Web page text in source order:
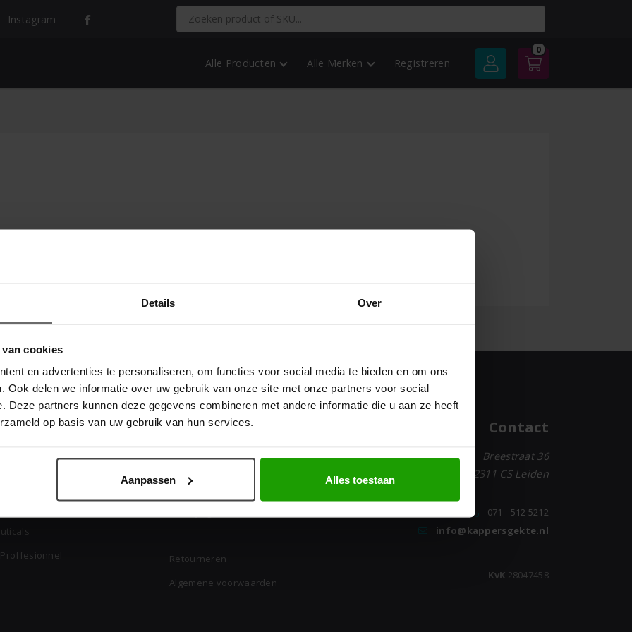
Details Over
cookies
en advertenties te personaliseren, om functies voor social media te bieden en om ons
Ook delen we informatie over uw gebruik van onze site met onze partners voor social
Deze partners kunnen deze gegevens combineren met andere informatie die u aan ze heeft
op basis van uw gebruik van hun services.
Aanpassen Alles toestaan
Instagram
Alle Producten Alle Merken Registreren
0
Proffesionnel
Kappersgekte
Kappersgekte.nl is dé online shop voor
kappers. Met een zeer groot aanbod
Retourneren
Algemene voorwaarden
Contact
Breestraat 36
2311 CS Leiden
071 - 512 5212
info@kappersgekte.nl
KvK 28047458